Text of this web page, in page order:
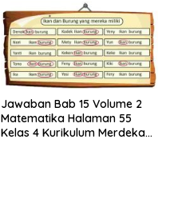
Jawaban Bab 15 Volume 2
Matematika Halaman 55
Kelas 4 Kurikulum Merdeka